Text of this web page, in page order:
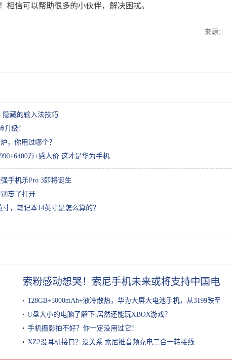
相信可以帮助很多的小伙伴，解决困扰。
来源：
隐藏的输入法技巧
级！
，你用过哪个？
万+感人价 这才是华为手机
手机乐Pro 3即将诞生
忘了打开
，笔记本14英寸是怎么算的？
索粉感动想哭！索尼手机未来或将支持中国电信
128GB+5000mAh+液冷散热，华为大屏大电池手机，从3199跌至1899
U盘大小的电脑了解下 居然还能玩XBOX游戏？
手机摄影拍不好？你一定没用过它！
XZ2没耳机接口？没关系 索尼推音频充电二合一转接线